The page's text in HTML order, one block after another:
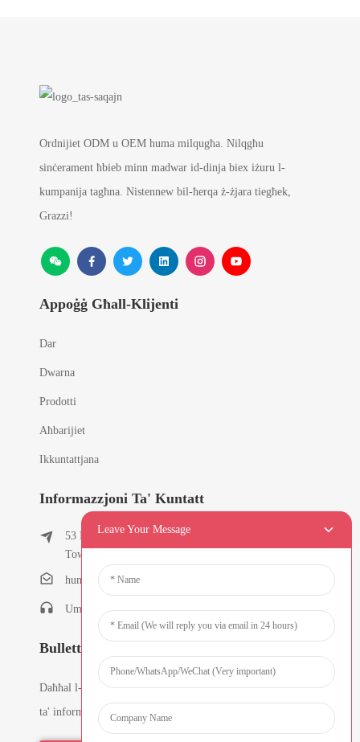
Ordnijiet ODM u OEM huma milqugħa. Nilqgħu
sinċerament ħbieb minn madwar id-dinja biex iżuru l-
kumpanija tagħna. Nistennew bil-ħerqa ż-żjara tiegħek,
Grazzi!
Appoġġ Għall-Klijenti
Dar
Dwarna
Prodotti
Aħbarijiet
Ikkuntattjana
Informazzjoni Ta' Kuntatt
53 East Chunfeng Road, Tielukeng Village, Qishi
Town, Dongguan, Guangdong, Ċina
humanlu@foxmail.com
Umanlu:+86-15818288461
Bullettini
Daħħal l-email tiegħek u aħna nibagħtulek l-aħħar pjanijiet
ta' informazzjoni.
Leave Your Message